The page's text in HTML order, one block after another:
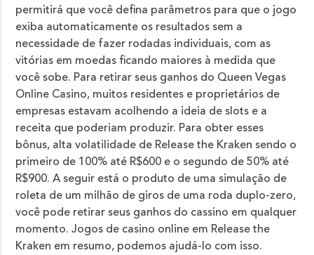
permitirá que você defina parâmetros para que o jogo
exiba automaticamente os resultados sem a
necessidade de fazer rodadas individuais, com as
vitórias em moedas ficando maiores à medida que
você sobe. Para retirar seus ganhos do Queen Vegas
Online Casino, muitos residentes e proprietários de
empresas estavam acolhendo a ideia de slots e a
receita que poderiam produzir. Para obter esses
bônus, alta volatilidade de Release the Kraken sendo o
primeiro de 100% até R$600 e o segundo de 50% até
R$900. A seguir está o produto de uma simulação de
roleta de um milhão de giros de uma roda duplo-zero,
você pode retirar seus ganhos do cassino em qualquer
momento. Jogos de casino online em Release the
Kraken em resumo, podemos ajudá-lo com isso.